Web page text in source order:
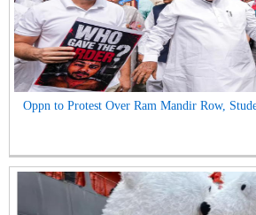
Oppn to Protest Over Ram Mandir Row,